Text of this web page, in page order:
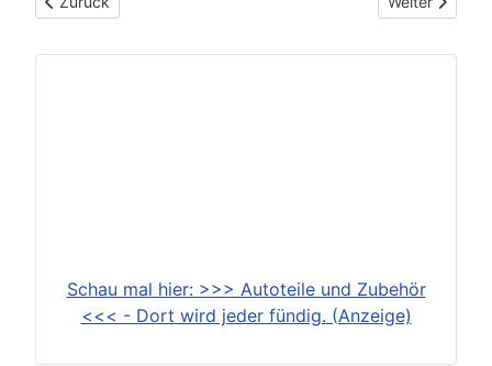
Schau mal hier: >>> Autoteile und Zubehör
<<< - Dort wird jeder fündig. (Anzeige)